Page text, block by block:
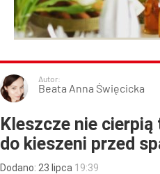
Autor:
Beata Anna Święcicka
Kleszcze nie cierpią
do kieszeni przed
Dodano: 23 lipca 19:39